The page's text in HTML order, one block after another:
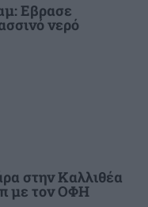
Εβρασε
νερό
στην Καλλιθέα
με τον ΟΦΗ